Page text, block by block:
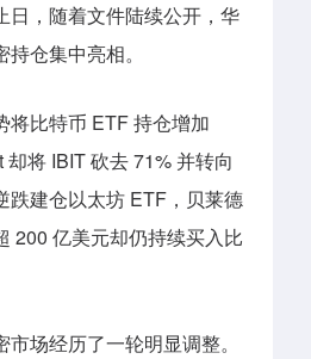
日 ， 随着文件陆续公开，华
持仓集中亮相。
将比特币 ETF 持仓增加
将 IBIT 砍去 71% 并转向
跌建仓以太坊 ETF，贝莱德
200 亿美元却仍持续买入比
场经历了一轮明显调整。